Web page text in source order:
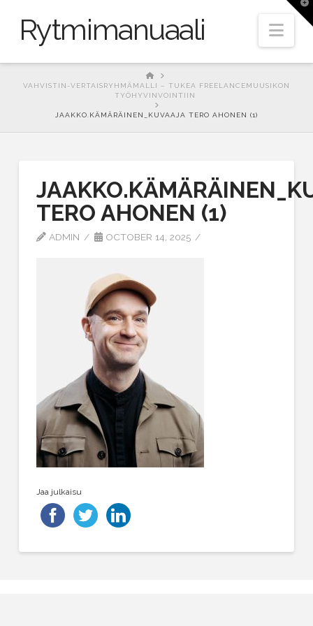
Rytmimanuaali
HOME
VAHVISTIN-VERTAISRYHMÄMALLI – TUKEA FREELANCEMUUSIKON
TYÖHYVINVOINTIIN
JAAKKO.KÄMÄRÄINEN_KUVAAJA TERO AHONEN (1)
TERO AHONEN (1)
ADMIN OCTOBER 14, 2025
Jaa julkaisu